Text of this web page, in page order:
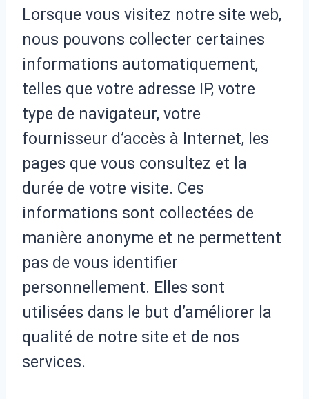
Lorsque vous visitez notre site web,
nous pouvons collecter certaines
informations automatiquement,
telles que votre adresse IP, votre
type de navigateur, votre
fournisseur d’accès à Internet, les
pages que vous consultez et la
durée de votre visite. Ces
informations sont collectées de
manière anonyme et ne permettent
pas de vous identifier
personnellement. Elles sont
utilisées dans le but d’améliorer la
qualité de notre site et de nos
services.